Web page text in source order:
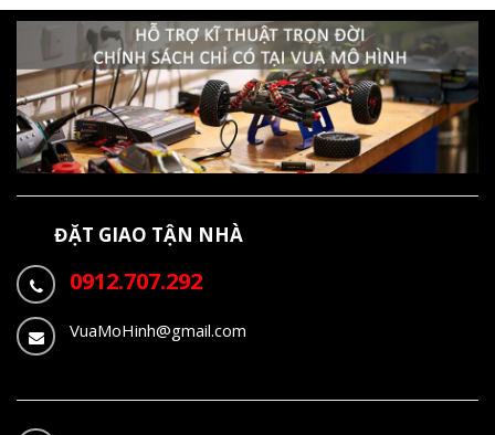
ĐẶT GIAO TẬN NHÀ
0912.707.292
VuaMoHinh@gmail.com